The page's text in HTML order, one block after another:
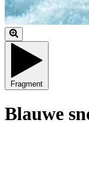
Fragment
Blauwe